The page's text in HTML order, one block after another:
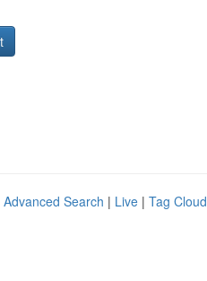
Advanced Search | Live | Tag Cloud